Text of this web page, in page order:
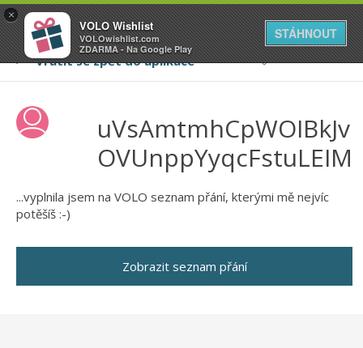
VOLO
Váš online wishlist
×
VOLO Wishlist
VOLOwishlist.com
ZDARMA - Na Google Play
STÁHNOUT
uVsAmtmhCpWOIBkJv
OVUnppYyqcFstuLEIM
...vyplnila jsem na VOLO seznam přání, kterými mě nejvíc
potěšíš :-)
Zobrazit seznam přání